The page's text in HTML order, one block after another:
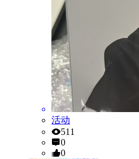
活动
511
0
0